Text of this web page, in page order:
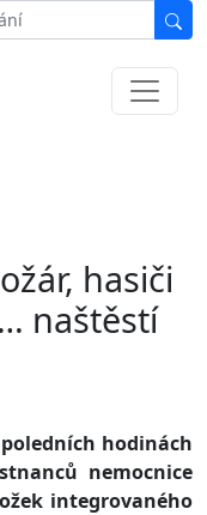
hasiči
naštěstí
hodinách
nemocnice
integrovaného